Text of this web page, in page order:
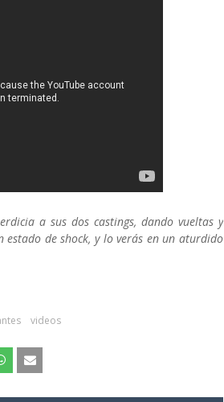
a sus dos castings, dando vueltas y
de shock, y lo verás en un aturdido
videos